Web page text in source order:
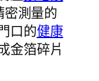
測量的
口的健康
金箔碎片